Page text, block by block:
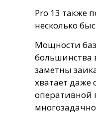
Pro 13 также
несколько
Мощности
большинства
заметны
хватает даже
оперативной